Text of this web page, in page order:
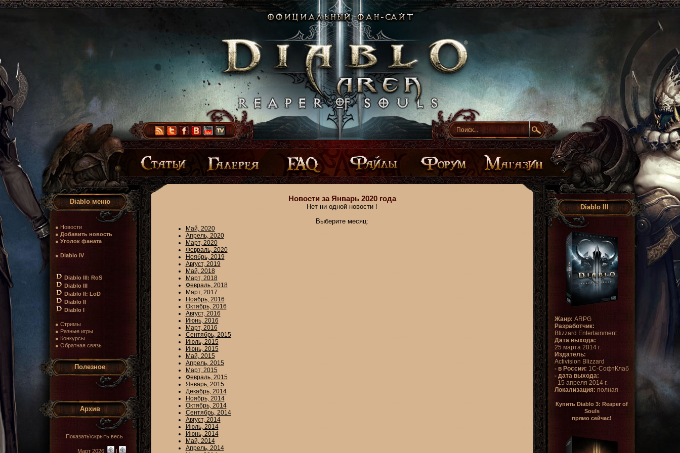
Diablo меню
● Новости
● Добавить новость
● Уголок фаната
● Diablo IV
Diablo III: RoS
Diablo III
Diablo II: LoD
Diablo II
Diablo I
● Стримы
● Разные игры
● Конкурсы
● Обратная связь
Полезное
Архив
Показать\скрыть весь
Март 2026:
|
Новости за Январь 2020 года
Нет ни одной новости !
Выберите месяц:
Май, 2020
Апрель, 2020
Март, 2020
Февраль, 2020
Ноябрь, 2019
Август, 2019
Май, 2018
Март, 2018
Февраль, 2018
Март, 2017
Ноябрь, 2016
Октябрь, 2016
Август, 2016
Июнь, 2016
Март, 2016
Сентябрь, 2015
Июль, 2015
Июнь, 2015
Май, 2015
Апрель, 2015
Март, 2015
Февраль, 2015
Январь, 2015
Декабрь, 2014
Ноябрь, 2014
Октябрь, 2014
Сентябрь, 2014
Август, 2014
Июль, 2014
Июнь, 2014
Май, 2014
Апрель, 2014
Diablo III
Жанр: ARPG
Разработчик:
Blizzard Entertainment
Дата выхода:
25 марта 2014 г.
Издатель:
Activision Blizzard
- в России: 1С-СофтКлаб
- дата выхода:
15 апреля 2014 г.
Локализация: полная
Купить Diablo 3: Reaper of
Souls
прямо сейчас!